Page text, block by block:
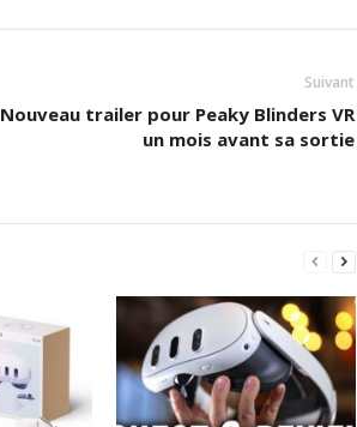
Suivant
Nouveau trailer pour Peaky Blinders VR
un mois avant sa sortie